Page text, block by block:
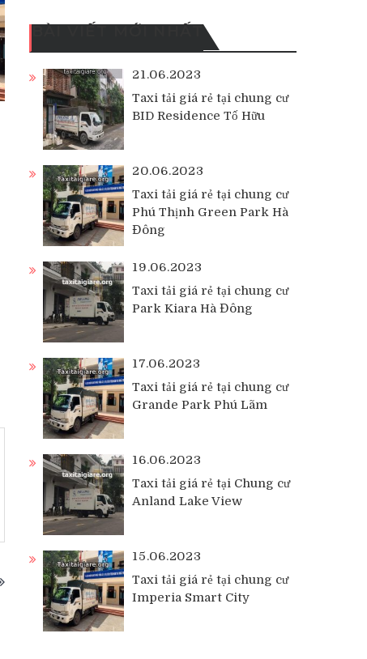
BÀI VIẾT MỚI NHẤT
21.06.2023
Taxi tải giá rẻ tại chung cư
BID Residence Tố Hữu
20.06.2023
Taxi tải giá rẻ tại chung cư
Phú Thịnh Green Park Hà
Đông
19.06.2023
Taxi tải giá rẻ tại chung cư
Park Kiara Hà Đông
17.06.2023
Taxi tải giá rẻ tại chung cư
Grande Park Phú Lãm
16.06.2023
Taxi tải giá rẻ tại Chung cư
Anland Lake View
15.06.2023
Taxi tải giá rẻ tại chung cư
Imperia Smart City